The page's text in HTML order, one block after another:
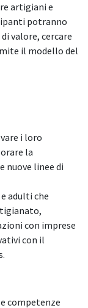
artigiani e
potranno
valore, cercare
il modello del
i loro
la
nuove linee di
adulti che
con imprese
con il
competenze